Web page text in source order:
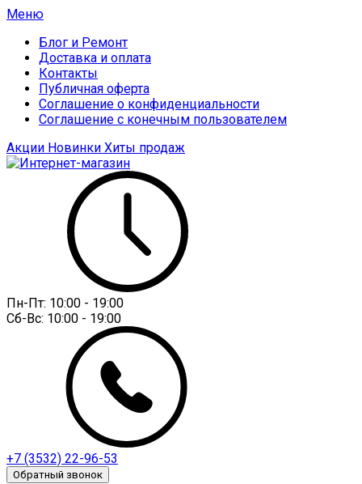
Меню
Блог и Ремонт
Доставка и оплата
Контакты
Публичная оферта
Соглашение о конфиденциальности
Соглашение с конечным пользователем
Акции Новинки Хиты продаж
Пн-Пт: 10:00 - 19:00
Сб-Вс: 10:00 - 19:00
+7 (3532) 22-96-53
Обратный звонок